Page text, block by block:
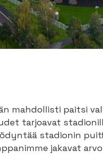
mahdollisti paitsi
tarjoavat
stadionin
jakavat